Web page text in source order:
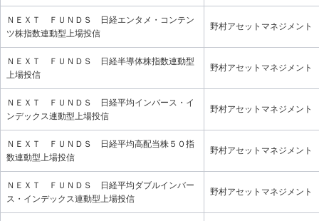
ＮＥＸＴ ＦＵＮＤＳ 日経エンタメ・コンテン
ツ株指数連動型上場投信
野村アセットマネジメント
ＮＥＸＴ ＦＵＮＤＳ 日経半導体株指数連動型
上場投信
野村アセットマネジメント
ＮＥＸＴ ＦＵＮＤＳ 日経平均インバース・イ
ンデックス連動型上場投信
野村アセットマネジメント
ＮＥＸＴ ＦＵＮＤＳ 日経平均高配当株５０指
数連動型上場投信
野村アセットマネジメント
ＮＥＸＴ ＦＵＮＤＳ 日経平均ダブルインバー
ス・インデックス連動型上場投信
野村アセットマネジメント